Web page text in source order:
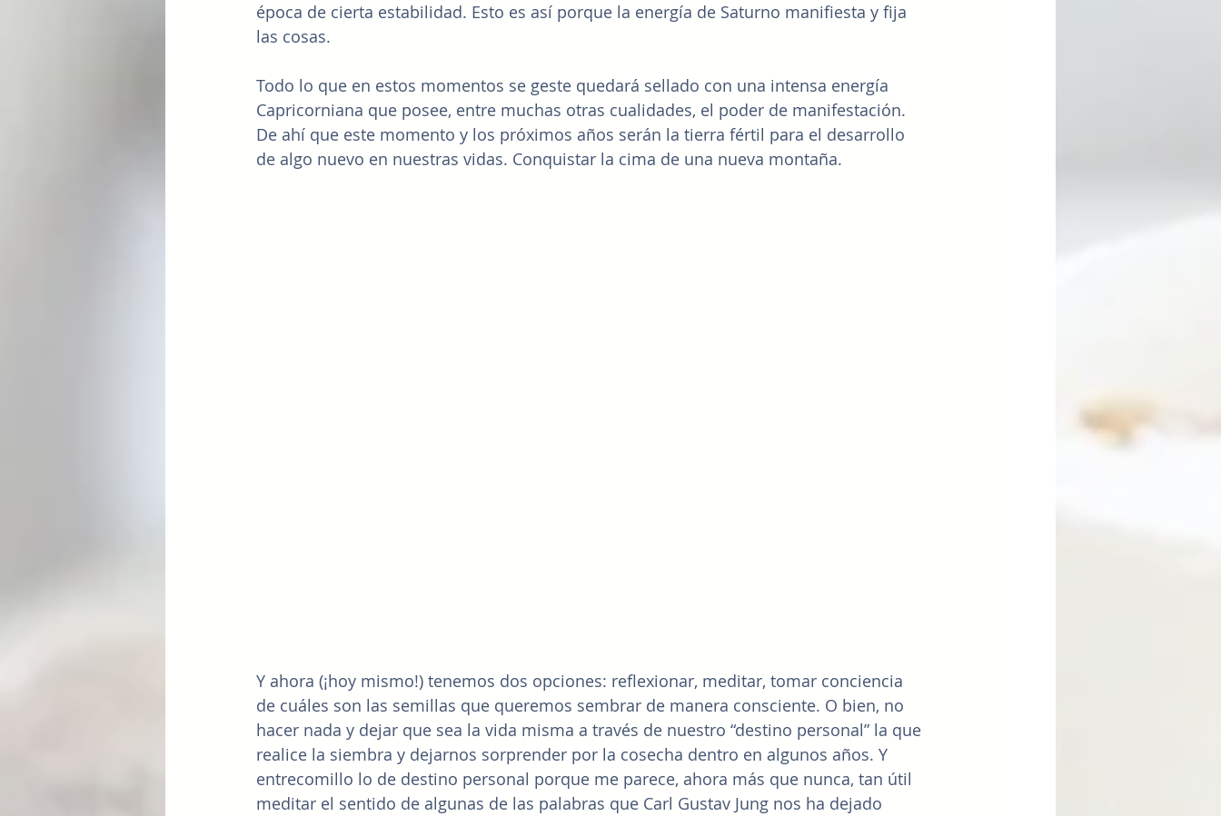
época de cierta estabilidad. Esto es así porque la energía de Saturno manifiesta y fija
las cosas.
Todo lo que en estos momentos se geste quedará sellado con una intensa energía
Capricorniana que posee, entre muchas otras cualidades, el poder de manifestación.
De ahí que este momento y los próximos años serán la tierra fértil para el desarrollo
de algo nuevo en nuestras vidas. Conquistar la cima de una nueva montaña.
Y ahora (¡hoy mismo!) tenemos dos opciones: reflexionar, meditar, tomar conciencia
de cuáles son las semillas que queremos sembrar de manera consciente. O bien, no
hacer nada y dejar que sea la vida misma a través de nuestro “destino personal” la que
realice la siembra y dejarnos sorprender por la cosecha dentro en algunos años. Y
entrecomillo lo de destino personal porque me parece, ahora más que nunca, tan útil
meditar el sentido de algunas de las palabras que Carl Gustav Jung nos ha dejado